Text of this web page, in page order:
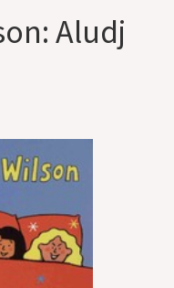
Aludj